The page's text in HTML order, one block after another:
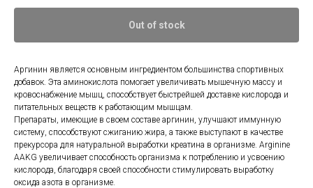
Out of stock
Аргинин является основным ингредиентом большинства спортивных
добавок. Эта аминокислота помогает увеличивать мышечную массу и
кровоснабжение мышц, способствует быстрейшей доставке кислорода и
питательных веществ к работающим мышцам.
Препараты, имеющие в своем составе аргинин, улучшают иммунную
систему, способствуют сжиганию жира, а также выступают в качестве
прекурсора для натуральной выработки креатина в организме. Arginine
AAKG увеличивает способность организма к потреблению и усвоению
кислорода, благодаря своей способности стимулировать выработку
оксида азота в организме.